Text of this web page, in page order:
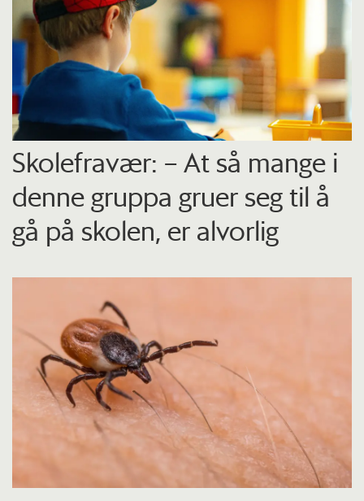
Skolefravær: – At så mange i
denne gruppa gruer seg til å
gå på skolen, er alvorlig